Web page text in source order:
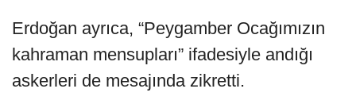
Erdoğan ayrıca, “Peygamber Ocağımızın
kahraman mensupları” ifadesiyle andığı
askerleri de mesajında zikretti.